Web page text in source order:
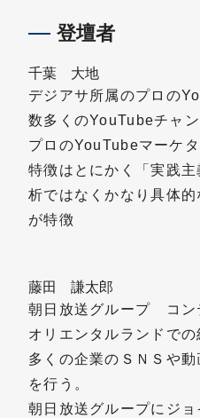
登壇者
千葉 大地
デジアサ所属のプロの
数多くのYouTubeチャ
プロのYouTubeマーケ
特徴はとにかく「実践
析ではなくかなり具体
が特徴
藤田 謙太郎
朝日放送グループ コン
オリエンタルランドでの
多くの企業のＳＮＳや
を行う。
朝日放送グループにジ